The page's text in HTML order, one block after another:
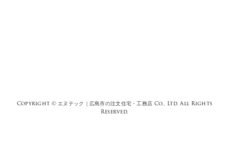
Copyright ©エヌテック｜広島市の注文住宅・工務店 Co., Ltd. All Rights
Reserved.